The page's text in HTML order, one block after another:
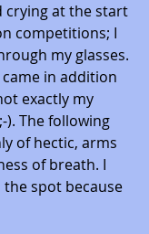
crying at the start
competitions; I
my glasses.
in addition
exactly my
). The following
of hectic, arms
of breath. I
spot because